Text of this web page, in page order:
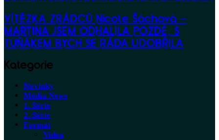
VÍTĚZKA ZRÁDCŮ Nicole Šáchová –
MARTINA JSEM ODHALILA POZDĚ, S
TUŇÁKEM BYCH SE RÁDA UDOBŘILA
Kategorie
Novinky
Média News
1. Série
2. Série
Formát
Videa